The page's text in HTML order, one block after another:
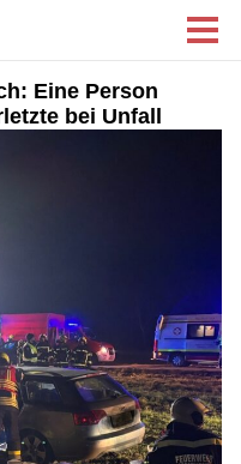
Eine Person
bei Unfall